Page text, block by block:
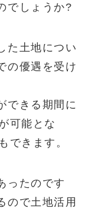
でしょうか?
た土地につい
の優遇を受け
できる期間に
可能とな
できます。
ったのです
ので土地活用